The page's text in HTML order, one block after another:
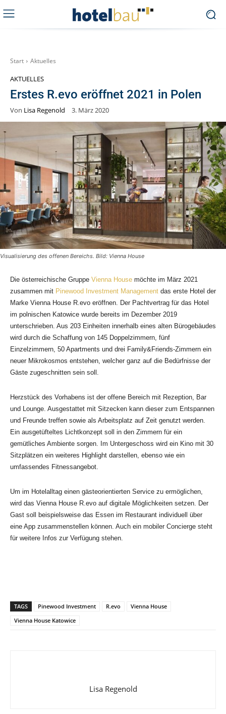
Start Aktuelles
AKTUELLES
Erstes R.evo eröffnet 2021 in Polen
Von Lisa Regenold 3. März 2020
Visualisierung des offenen Bereichs. Bild: Vienna House
Die österreichische Gruppe Vienna House möchte im März 2021
zusammen mit Pinewood Investment Management das erste Hotel der
Marke Vienna House R.evo eröffnen. Der Pachtvertrag für das Hotel
im polnischen Katowice wurde bereits im Dezember 2019
unterschrieben. Aus 203 Einheiten innerhalb eines alten Bürogebäudes
wird durch die Schaffung von 145 Doppelzimmern, fünf
Einzelzimmern, 50 Apartments und drei Family&Friends-Zimmern ein
neuer Mikrokosmos entstehen, welcher ganz auf die Bedürfnisse der
Gäste zugeschnitten sein soll.
Herzstück des Vorhabens ist der offene Bereich mit Rezeption, Bar
und Lounge. Ausgestattet mit Sitzecken kann dieser zum Entspannen
und Freunde treffen sowie als Arbeitsplatz auf Zeit genutzt werden.
Ein ausgetüfteltes Lichtkonzept soll in den Zimmern für ein
gemütliches Ambiente sorgen. Im Untergeschoss wird ein Kino mit 30
Sitzplätzen ein weiteres Highlight darstellen, ebenso wie ein
umfassendes Fitnessangebot.
Um im Hotelalltag einen gästeorientierten Service zu ermöglichen,
wird das Vienna House R.evo auf digitale Möglichkeiten setzen. Der
Gast soll beispielsweise das Essen im Restaurant individuell über
eine App zusammenstellen können. Auch ein mobiler Concierge steht
für weitere Infos zur Verfügung stehen.
TAGS Pinewood Investment R.evo
Vienna House
Vienna House Katowice
Lisa Regenold